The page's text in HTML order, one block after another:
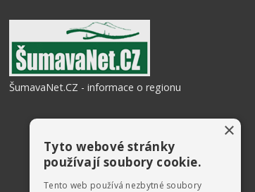
ŠumavaNet.CZ - informace o regionu
×
Tyto webové stránky
používají soubory cookie.
Tento web používá nezbytné soubory